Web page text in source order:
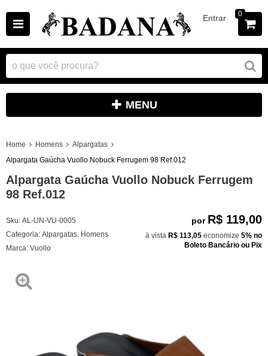
Entrar 0
MENU
Home Homens
Alpargatas
Alpargata Gaúcha Vuollo Nobuck Ferrugem 98 Ref.012
Alpargata Gaúcha Vuollo Nobuck Ferrugem
98 Ref.012
Sku: AL-UN-VU-0005
Categoria: Alpargatas Homens
Marca: Vuollo
por R$ 119,00
à vista R$ 113,05 economize 5% no
Boleto Bancário ou Pix